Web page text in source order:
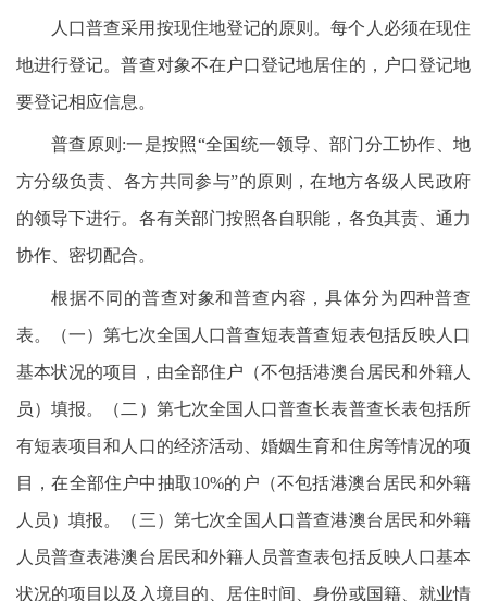
人口普查采用按现住地登记的原则。每个人必须在现住
地进行登记。普查对象不在户口登记地居住的，户口登记地
要登记相应信息。
普查原则:一是按照“全国统一领导、部门分工协作、地
方分级负责、各方共同参与”的原则，在地方各级人民政府
的领导下进行。各有关部门按照各自职能，各负其责、通力
协作、密切配合。
根据不同的普查对象和普查内容，具体分为四种普查
表。（一）第七次全国人口普查短表普查短表包括反映人口
基本状况的项目，由全部住户（不包括港澳台居民和外籍人
员）填报。（二）第七次全国人口普查长表普查长表包括所
有短表项目和人口的经济活动、婚姻生育和住房等情况的项
目，在全部住户中抽取10%的户（不包括港澳台居民和外籍
人员）填报。（三）第七次全国人口普查港澳台居民和外籍
人员普查表港澳台居民和外籍人员普查表包括反映人口基本
状况的项目以及入境目的、居住时间、身份或国籍、就业情